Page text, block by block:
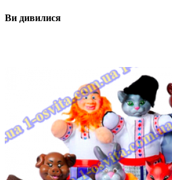
Ви дивилися